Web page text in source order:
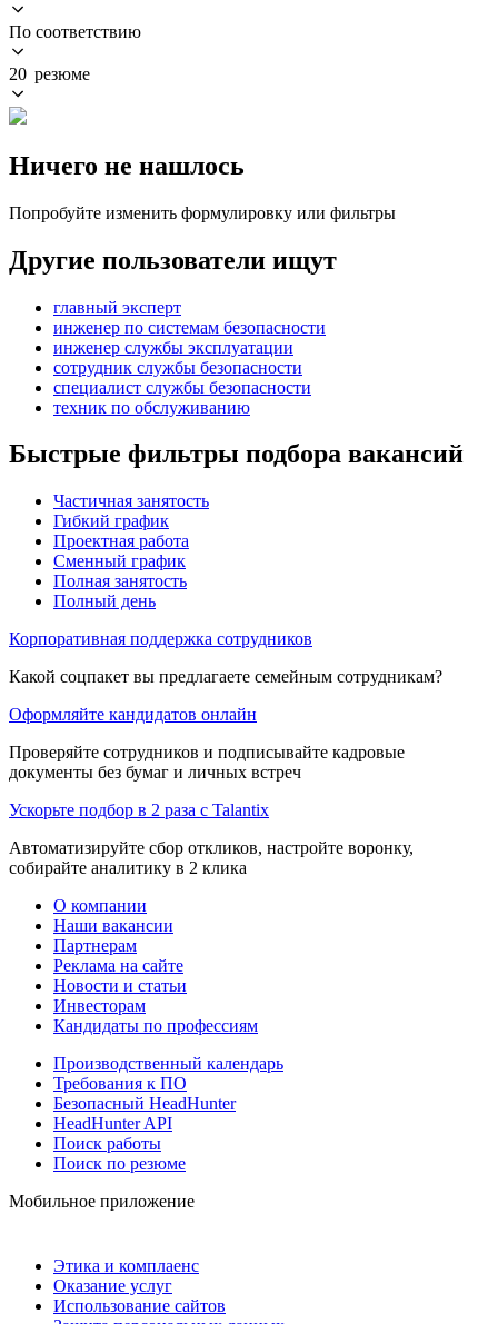
По соответствию
20 резюме
Ничего не нашлось
Попробуйте изменить формулировку или фильтры
Другие пользователи ищут
главный эксперт
инженер по системам безопасности
инженер службы эксплуатации
сотрудник службы безопасности
специалист службы безопасности
техник по обслуживанию
Быстрые фильтры подбора вакансий
Частичная занятость
Гибкий график
Проектная работа
Сменный график
Полная занятость
Полный день
Корпоративная поддержка сотрудников
Какой соцпакет вы предлагаете семейным сотрудникам?
Оформляйте кандидатов онлайн
Проверяйте сотрудников и подписывайте кадровые
документы без бумаг и личных встреч
Ускорьте подбор в 2 раза с Talantix
Автоматизируйте сбор откликов, настройте воронку,
собирайте аналитику в 2 клика
О компании
Наши вакансии
Партнерам
Реклама на сайте
Новости и статьи
Инвесторам
Кандидаты по профессиям
Производственный календарь
Требования к ПО
Безопасный HeadHunter
HeadHunter API
Поиск работы
Поиск по резюме
Мобильное приложение
Этика и комплаенс
Оказание услуг
Использование сайтов